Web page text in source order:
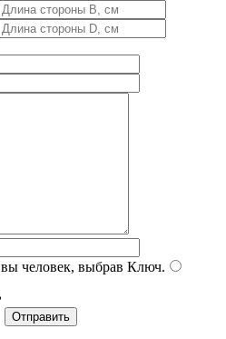
человек, выбрав Ключ.